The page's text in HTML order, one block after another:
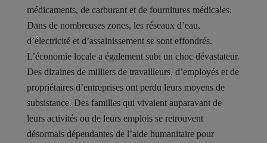
médicaments, de carburant et de fournitures médicales.
Dans de nombreuses zones, les réseaux d’eau,
d’électricité et d’assainissement se sont effondrés.
L’économie locale a également subi un choc dévastateur.
Des dizaines de milliers de travailleurs, d’employés et de
propriétaires d’entreprises ont perdu leurs moyens de
subsistance. Des familles qui vivaient auparavant de
leurs activités ou de leurs emplois se retrouvent
désormais dépendantes de l’aide humanitaire pour